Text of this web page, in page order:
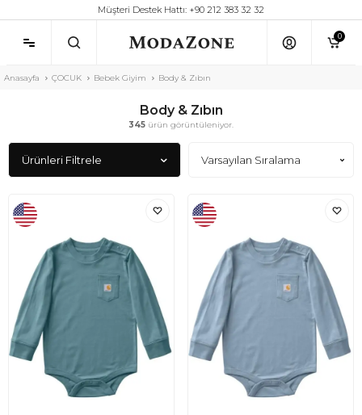
Müşteri Destek Hattı: +90 212 383 32 32
0
Anasayfa ÇOCUK Bebek Giyim Body & Zıbın
Body & Zıbın
345 ürün görüntüleniyor.
Ürünleri Filtrele